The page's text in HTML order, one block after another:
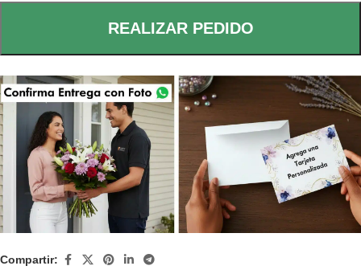
REALIZAR PEDIDO
Compartir: